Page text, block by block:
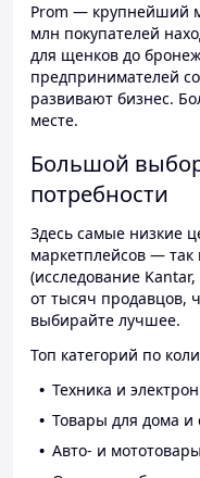
Prom — крупнейший
млн покупателей
для щенков до
предпринимателей
развивают бизнес.
месте.
Большой
потребности
Здесь самые низкие
маркетплейсов — так
(исследование
от тысяч продавцов,
выбирайте лучшее.
Топ категорий по
Техника и
Товары для дома и
Авто- и мототовары